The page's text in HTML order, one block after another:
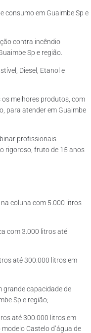
consumo em Guaimbe Sp e
contra incêndio
Sp e região.
Diesel, Etanol e
melhores produtos, com
para atender em Guaimbe
profissionais
rigoroso, fruto de 15 anos
coluna com 5.000 litros
com 3.000 litros até
até 300.000 litros em
grande capacidade de
Sp e região;
até 300.000 litros em
Castelo d’água de